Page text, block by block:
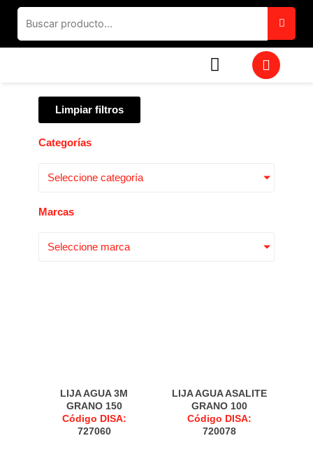
contenido
W
h
Limpiar filtros
Categorías
Seleccione categoría
Marcas
Seleccione marca
LIJA AGUA 3M
GRANO 150
Código DISA:
727060
LIJA AGUA ASALITE
GRANO 100
Código DISA:
720078